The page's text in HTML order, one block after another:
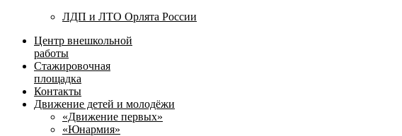
ЛДП и ЛТО Орлята России
Центр внешкольной
работы
Стажировочная
площадка
Контакты
Движение детей и молодёжи
«Движение первых»
«Юнармия»